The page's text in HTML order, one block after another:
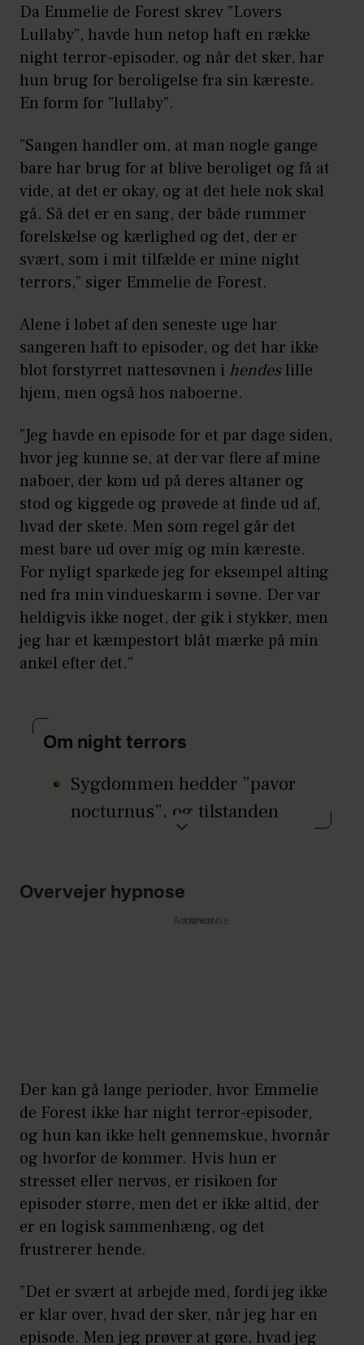
Da Emmelie de Forest skrev ”Lovers
Lullaby”, havde hun netop haft en række
night terror-episoder, og når det sker, har
hun brug for beroligelse fra sin kæreste.
En form for ”lullaby”.
”Sangen handler om, at man nogle gange
bare har brug for at blive beroliget og få at
vide, at det er okay, og at det hele nok skal
gå. Så det er en sang, der både rummer
forelskelse og kærlighed og det, der er
svært, som i mit tilfælde er mine night
terrors,” siger Emmelie de Forest.
Alene i løbet af den seneste uge har
sangeren haft to episoder, og det har ikke
blot forstyrret nattesøvnen i hendeslille
hjem, men også hos naboerne.
”Jeg havde en episode for et par dage siden,
hvor jeg kunne se, at der var flere af mine
naboer, der kom ud på deres altaner og
stod og kiggede og prøvede at finde ud af,
hvad der skete. Men som regel går det
mest bare ud over mig og min kæreste.
For nyligt sparkede jeg for eksempel alting
ned fra min vindueskarm i søvne. Der var
heldigvis ikke noget, der gik i stykker, men
jeg har et kæmpestort blåt mærke på min
ankel efter det.”
Om night terrors
Sygdommen hedder ”pavor
nocturnus”, og tilstanden
kaldes også ”natteterror”,
Sygdommen giver pludselige
og meget voldsomme
episode.
Night terrors rammer typisk
børn på 4-12 år, hvoraf de
fleste tilfælde optræder i
alderen 5-7 år.
Det vides ikke, hvor mange
terror.
Overvejer hypnose
Annonce
Der kan gå lange perioder, hvor Emmelie
de Forest ikke har night terror-episoder,
og hun kan ikke helt gennemskue, hvornår
og hvorfor de kommer. Hvis hun er
stresset eller nervøs, er risikoen for
episoder større, men det er ikke altid, der
er en logisk sammenhæng, og det
frustrerer hende.
”Det er svært at arbejde med, fordi jeg ikke
er klar over, hvad der sker, når jeg har en
episode. Men jeg prøver at gøre, hvad jeg